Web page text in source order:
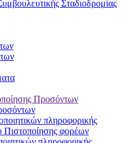
Σταδιοδρομίας
Προσόντων
πληροφορικής
Πιστοποίησης φορέων